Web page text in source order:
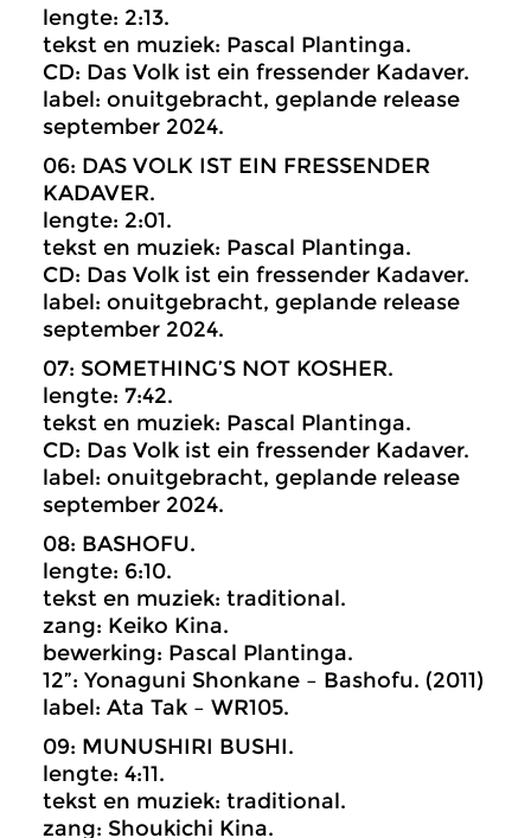
lengte: 2:13.
tekst en muziek: Pascal Plantinga.
CD: Das Volk ist ein fressender Kadaver.
label: onuitgebracht, geplande release
september 2024.
06: DAS VOLK IST EIN FRESSENDER
KADAVER.
lengte: 2:01.
tekst en muziek: Pascal Plantinga.
CD: Das Volk ist ein fressender Kadaver.
label: onuitgebracht, geplande release
september 2024.
07: SOMETHING’S NOT KOSHER.
lengte: 7:42.
tekst en muziek: Pascal Plantinga.
CD: Das Volk ist ein fressender Kadaver.
label: onuitgebracht, geplande release
september 2024.
08: BASHOFU.
lengte: 6:10.
tekst en muziek: traditional.
zang: Keiko Kina.
bewerking: Pascal Plantinga.
12”: Yonaguni Shonkane – Bashofu. (2011)
label: Ata Tak – WR105.
09: MUNUSHIRI BUSHI.
lengte: 4:11.
tekst en muziek: traditional.
zang: Shoukichi Kina.